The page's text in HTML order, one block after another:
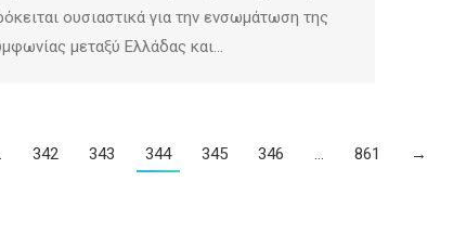
ουσιαστικά για την ενσωμάτωση της
μεταξύ Ελλάδας και…
342 343 344 345 346 861 →